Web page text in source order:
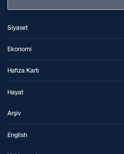
Siyaset
Ekonomi
Hafıza Kartı
Hayat
Arşiv
English